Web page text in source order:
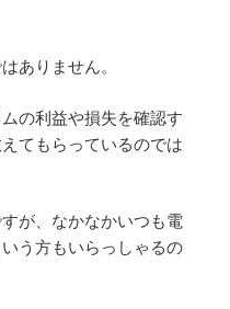
ありません。
の利益や損失を確認す
てもらっているのでは
が、なかなかいつも電
う方もいらっしゃるの